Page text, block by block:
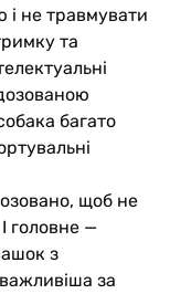
і не травмувати
та
багато
щоб не
головне —
з
за